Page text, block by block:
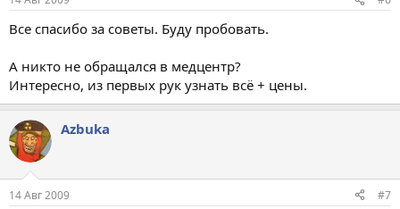
Все спасибо за советы. Буду пробовать.
А никто не обращался в медцентр?
Интересно, из первых рук узнать всё + цены.
Azbuka
14 Авг 2009 #7